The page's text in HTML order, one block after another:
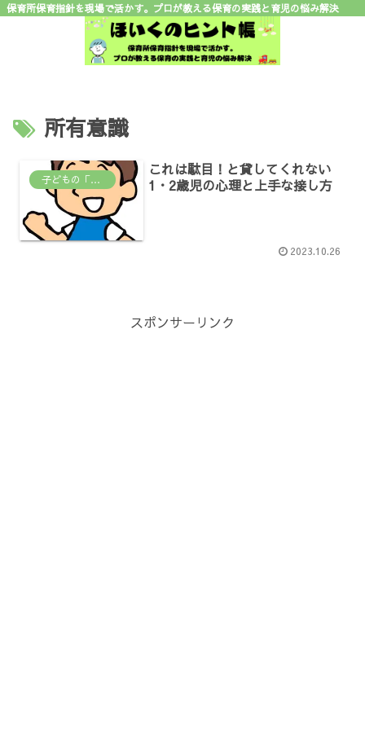
保育所保育指針を現場で活かす。プロが教える保育の実践と育児の悩み解決
所有意識
子どもの「なんで？」がわかる場所
これは駄目！と貸してくれない
1・2歳児の心理と上手な接し方
2023.10.26
スポンサーリンク